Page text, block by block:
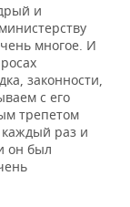
и
многое. И
законности,
с его
трепетом
каждый раз и
он был